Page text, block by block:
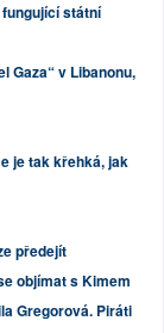
státní
Gaza“ v Libanonu,
je tak křehká, jak
předejít
objímat s Kimem
Gregorová. Piráti